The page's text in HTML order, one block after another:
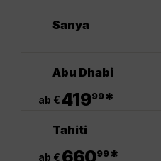
Sanya
Abu Dhabi
ab €41999*
Tahiti
ab € 99